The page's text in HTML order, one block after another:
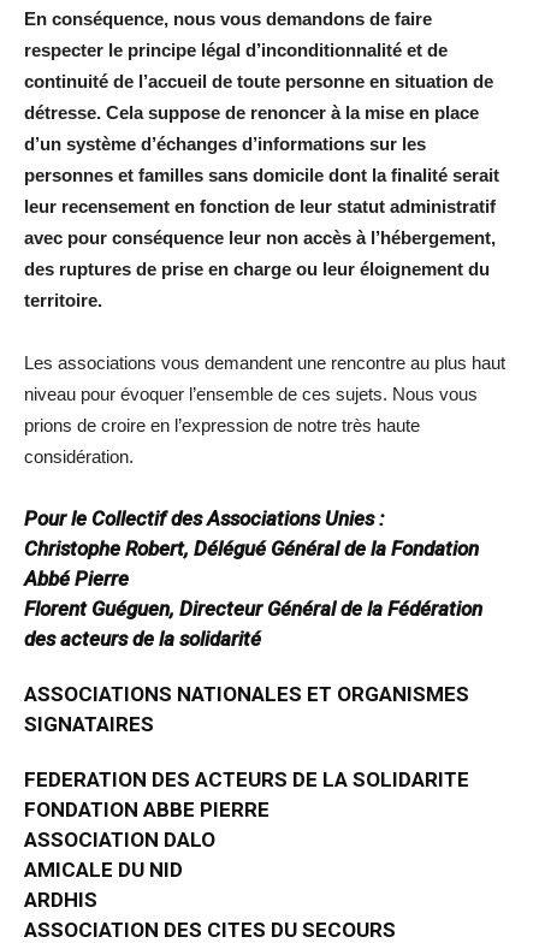
En conséquence, nous vous demandons de faire
respecter le principe légal d’inconditionnalité et de
continuité de l’accueil de toute personne en situation de
détresse. Cela suppose de renoncer à la mise en place
d’un système d’échanges d’informations sur les
personnes et familles sans domicile dont la finalité serait
leur recensement en fonction de leur statut administratif
avec pour conséquence leur non accès à l’hébergement,
des ruptures de prise en charge ou leur éloignement du
territoire.
Les associations vous demandent une rencontre au plus haut
niveau pour évoquer l’ensemble de ces sujets. Nous vous
prions de croire en l’expression de notre très haute
considération.
Pour le Collectif des Associations Unies :
Christophe Robert, Délégué Général de la Fondation
Abbé Pierre
Florent Guéguen, Directeur Général de la Fédération
des acteurs de la solidarité
ASSOCIATIONS NATIONALES ET ORGANISMES
SIGNATAIRES
FEDERATION DES ACTEURS DE LA SOLIDARITE
FONDATION ABBE PIERRE
ASSOCIATION DALO
AMICALE DU NID
ARDHIS
ASSOCIATION DES CITES DU SECOURS